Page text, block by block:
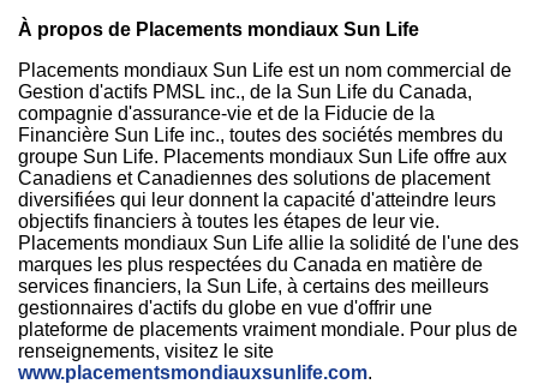
À propos de Placements mondiaux Sun Life
Placements mondiaux Sun Life est un nom commercial de
Gestion d'actifs PMSL inc., de la Sun Life du Canada,
compagnie d'assurance-vie et de la Fiducie de la
Financière Sun Life inc., toutes des sociétés membres du
groupe Sun Life. Placements mondiaux Sun Life offre aux
Canadiens et Canadiennes des solutions de placement
diversifiées qui leur donnent la capacité d'atteindre leurs
objectifs financiers à toutes les étapes de leur vie.
Placements mondiaux Sun Life allie la solidité de l'une des
marques les plus respectées du Canada en matière de
services financiers, la Sun Life, à certains des meilleurs
gestionnaires d'actifs du globe en vue d'offrir une
plateforme de placements vraiment mondiale. Pour plus de
renseignements, visitez le site
www.placementsmondiauxsunlife.com.